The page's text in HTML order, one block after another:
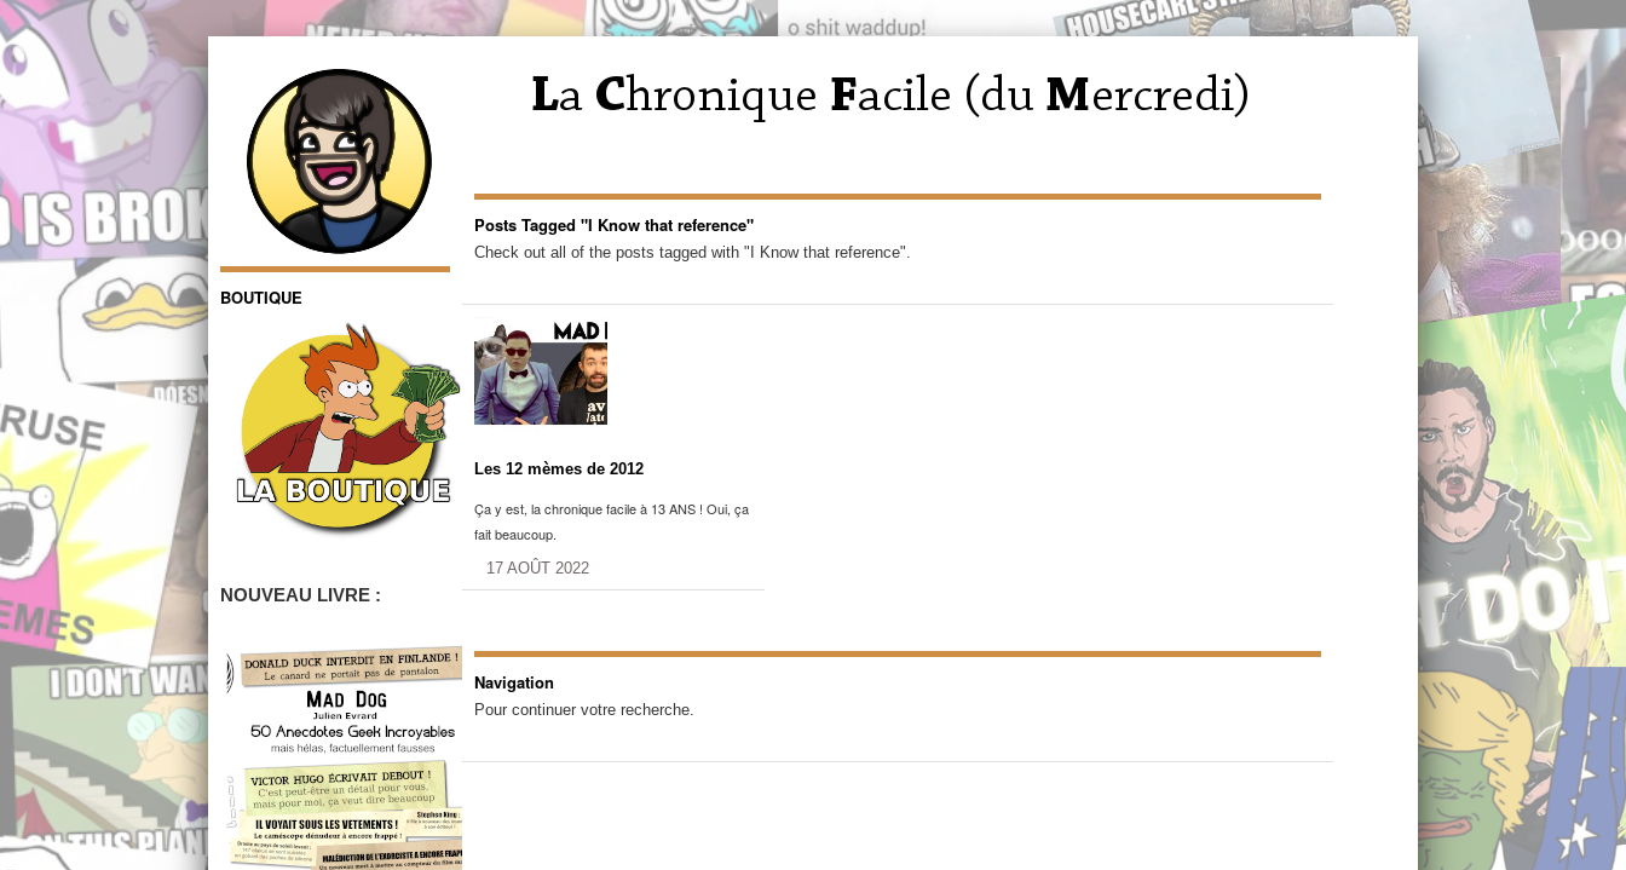
BOUTIQUE
NOUVEAU LIVRE :
Posts Tagged "I Know that reference"
Check out all of the posts tagged with "I Know that reference".
Les 12 mèmes de 2012
Ça y est, la chronique facile à 13 ANS ! Oui, ça
fait beaucoup.
17 AOÛT 2022
Navigation
Pour continuer votre recherche.